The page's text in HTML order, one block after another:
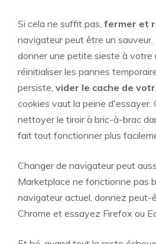
Si cela ne suffit pas, fermer et
navigateur peut être un
donner une petite sieste à votre
réinitialiser les pannes
persiste, vider le cache de
cookies vaut la peine d'essayer.
nettoyer le tiroir à bric-à-brac
fait tout fonctionner plus
Changer de navigateur peut
Marketplace ne fonctionne pas
navigateur actuel, donnez peut-
Chrome et essayez Firefox ou